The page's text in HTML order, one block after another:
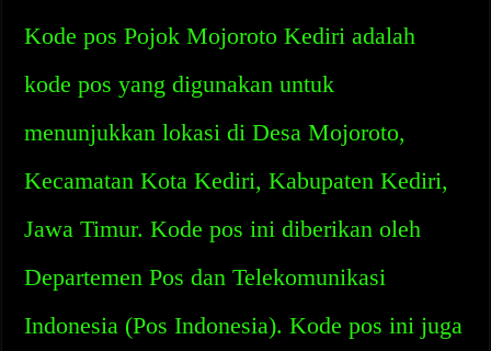
Kode pos Pojok Mojoroto Kediri adalah
kode pos yang digunakan untuk
menunjukkan lokasi di Desa Mojoroto,
Kecamatan Kota Kediri, Kabupaten Kediri,
Jawa Timur. Kode pos ini diberikan oleh
Departemen Pos dan Telekomunikasi
Indonesia (Pos Indonesia). Kode pos ini juga